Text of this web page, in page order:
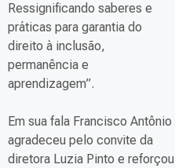
Ressignificando saberes e
práticas para garantia do
direito à inclusão,
permanência e
aprendizagem”.
Em sua fala Francisco Antônio
agradeceu pelo convite da
diretora Luzia Pinto e reforçou